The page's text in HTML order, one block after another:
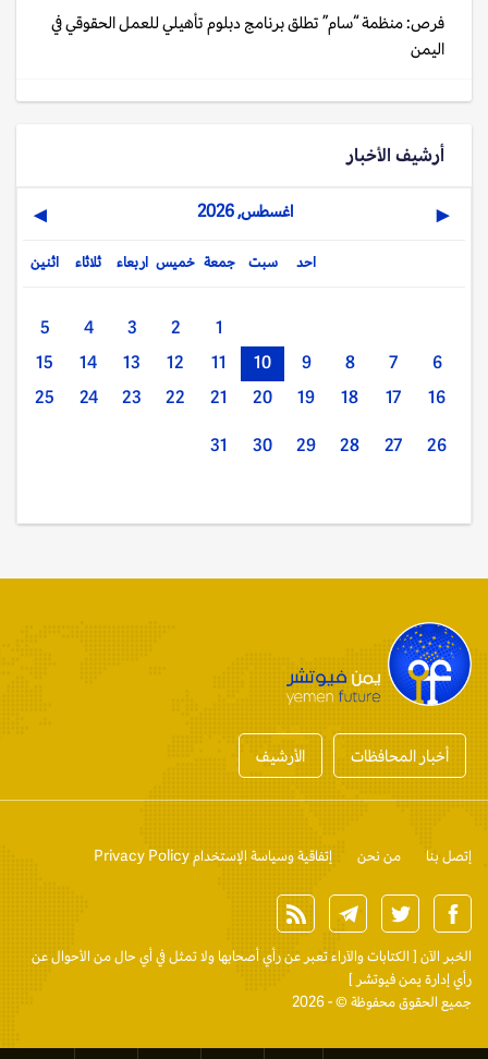
فرص: منظمة “سام” تطلق برنامج دبلوم تأهيلي للعمل الحقوقي في
اليمن
أرشيف الأخبار
◀ اغسطس, 2026 ▶
اثنين ثلاثاء اربعاء خميس جمعة سبت احد
1
2
3
4
5
6
7
8
9
10
11
12
13
14
15
16
17
18
19
20
21
22
23
24
25
26
27
28
29
30
31
أخبار المحافظات الأرشيف
إتصل بنا من نحن إتفاقية وسياسة الإستخدام Privacy Policy
الخبر الآن [ الكتابات والآراء تعبر عن رأي أصحابها ولا تمثل في أي حال من الأحوال عن
رأي إدارة يمن فيوتشر ]
جميع الحقوق محفوظة © - 2026